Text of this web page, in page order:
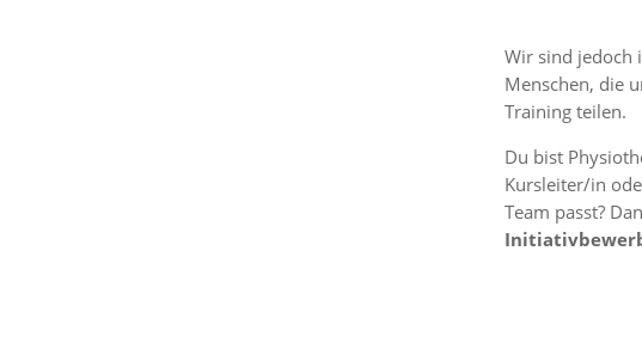
Wir sind jedoch
Menschen, die
Training teilen.
Du bist
Kursleiter/in
Team passt?